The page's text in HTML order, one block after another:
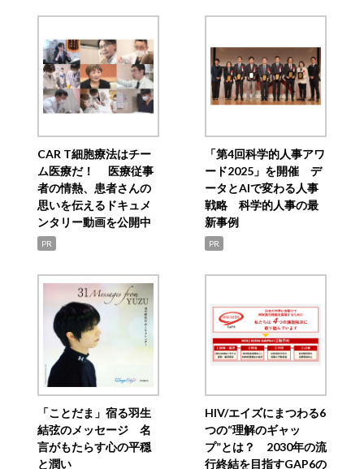
CAR T細胞療法はチー
ム医療だ！ 医療従事
者の情熱、患者さんの
思いを伝えるドキュメ
ンタリー動画を公開中
PR
「第4回科学的人事アワ
ード2025」を開催 デ
ータとAIで変わる人事
戦略 科学的人事の最
新事例
PR
「ことだま」宿る羽生
結弦のメッセージ 名
言がもたらす心の平穏
と潤い
HIV/エイズにまつわる6
つの“理解のギャッ
プ”とは？ 2030年の流
行終結を目指すGAP6の